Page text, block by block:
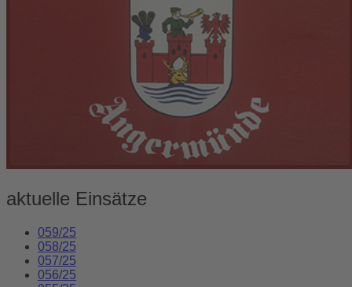
aktuelle Einsätze
059/25
058/25
057/25
056/25